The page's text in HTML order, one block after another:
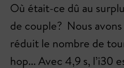
Où était-ce dû au
de couple? Nous
réduit le nombre de
hop... Avec 4,9 s, l’i30